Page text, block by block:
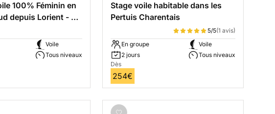
100% Féminin en
depuis Lorient - 4
Voile
Tous niveaux
Stage voile habitable dans les
Pertuis Charentais
5/5(1 avis)
En groupe
2 jours
Voile
Tous niveaux
Dès
254€